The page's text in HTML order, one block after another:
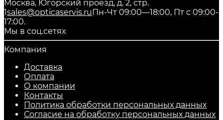
Москва, Югорский проезд, д. 2, стр.
1sales@opticaservis.ruПн-Чт 09:00—18:00, Пт с 09:00-
17:00.
Мы в соц.сетях
Компания
Доставка
Оплата
О компании
Контакты
Политика обработки персональных данных
Согласие на обработку персональных данных